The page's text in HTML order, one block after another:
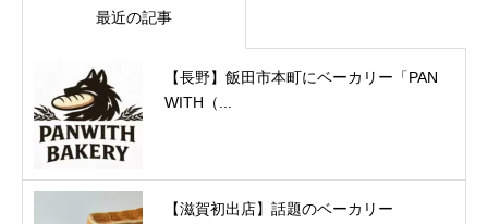
最近の記事
【長野】飯田市本町にベーカリー「PAN
WITH（...
【滋賀初出店】話題のベーカリー